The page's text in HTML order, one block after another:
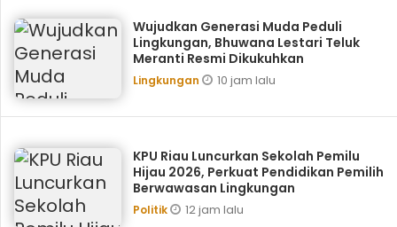
Wujudkan Generasi Muda Peduli
Lingkungan, Bhuwana Lestari Teluk
Meranti Resmi Dikukuhkan
Lingkungan 10 jam lalu
KPU Riau Luncurkan Sekolah Pemilu
Hijau 2026, Perkuat Pendidikan Pemilih
Berwawasan Lingkungan
Politik 12 jam lalu